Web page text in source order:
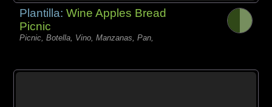
Plantilla:Wine Apples Bread
Picnic
Picnic, Botella, Vino, Manzanas, Pan,